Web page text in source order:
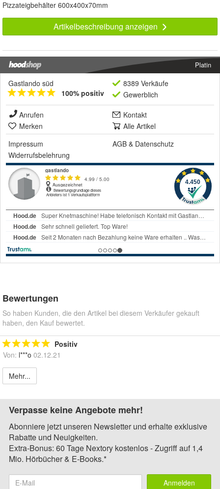
Pizzateigbehälter 600x400x70mm
Artikelbeschreibung anzeigen
Platin
Gastlando süd
100% positiv
8389 Verkäufe
Gewerblich
Anrufen
Kontakt
Merken
Alle Artikel
Impressum
AGB & Datenschutz
Widerrufsbelehrung
Bewertungen
So haben Kunden, die den Artikel bei diesem Verkäufer gekauft
haben, den Kauf bewertet.
Positiv
Von: l***o 02.12.21
Mehr...
Verpasse keine Angebote mehr!
Abonniere jetzt unseren Newsletter und erhalte exklusive
Rabatte und Neuigkeiten.
Extra-Bonus: 60 Tage Nextory kostenlos - Zugriff auf 1,4
Mio. Hörbücher & E-Books.*
Anmelden